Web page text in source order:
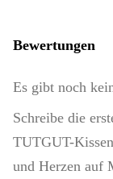
Bewertungen
Es gibt noch
Schreibe die
TUTGUT-
und Herzen auf